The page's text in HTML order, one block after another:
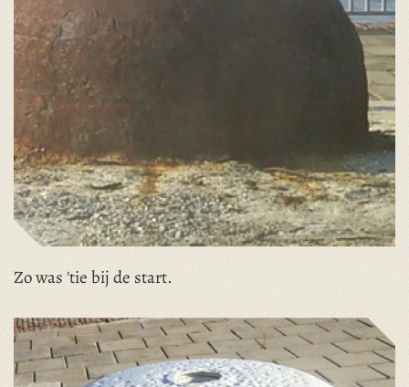
Zo was 'tie bij de start.